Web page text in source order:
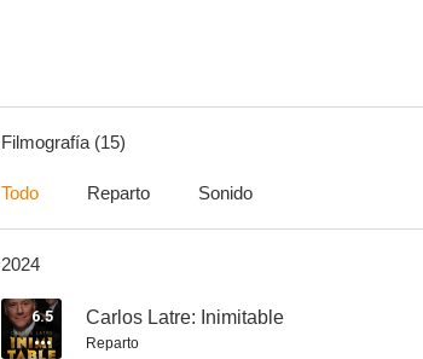
Filmografía (15)
Todo Reparto Sonido
2024
6.5 Carlos Latre: Inimitable
Reparto